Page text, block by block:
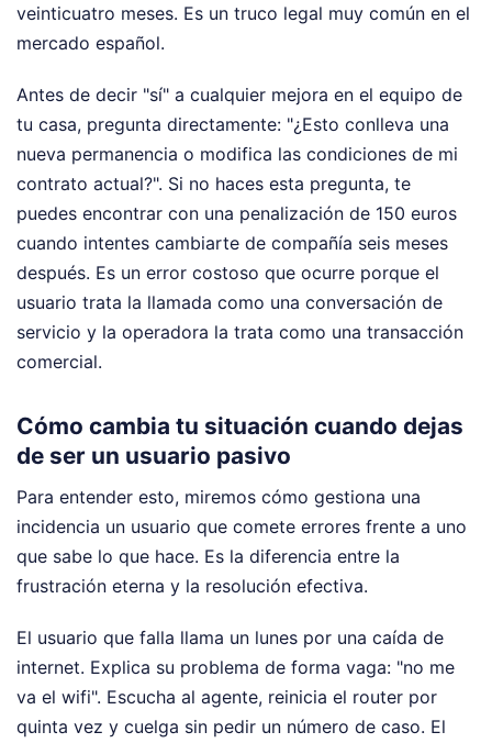
veinticuatro meses. Es un truco legal muy común en el
mercado español.
Antes de decir "sí" a cualquier mejora en el equipo de
tu casa, pregunta directamente: "¿Esto conlleva una
nueva permanencia o modifica las condiciones de mi
contrato actual?". Si no haces esta pregunta, te
puedes encontrar con una penalización de 150 euros
cuando intentes cambiarte de compañía seis meses
después. Es un error costoso que ocurre porque el
usuario trata la llamada como una conversación de
servicio y la operadora la trata como una transacción
comercial.
Cómo cambia tu situación cuando dejas
de ser un usuario pasivo
Para entender esto, miremos cómo gestiona una
incidencia un usuario que comete errores frente a uno
que sabe lo que hace. Es la diferencia entre la
frustración eterna y la resolución efectiva.
El usuario que falla llama un lunes por una caída de
internet. Explica su problema de forma vaga: "no me
va el wifi". Escucha al agente, reinicia el router por
quinta vez y cuelga sin pedir un número de caso. El